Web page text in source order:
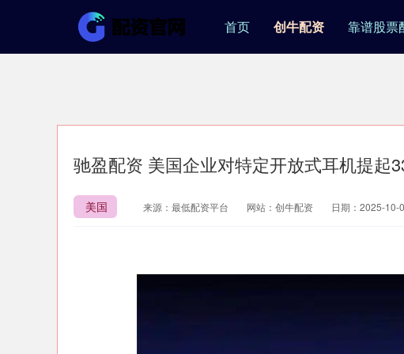
首页 创牛配资 靠谱股票
驰盈配资 美国企业对特定开放式耳机提起
美国 来源：最低配资平台 网站：创牛配资 日期：2025-10-